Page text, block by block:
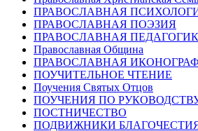
ПРАВОСЛАВНАЯ
ПРАВОСЛАВНАЯ ПОЭЗИЯ
ПРАВОСЛАВНАЯ
Православная Община
ПРАВОСЛАВНАЯ
ПОУЧИТЕЛЬНОЕ ЧТЕНИЕ
Поучения Святых Отцов
ПОУЧЕНИЯ ПО
ПОСТНИЧЕСТВО
ПОДВИЖНИКИ